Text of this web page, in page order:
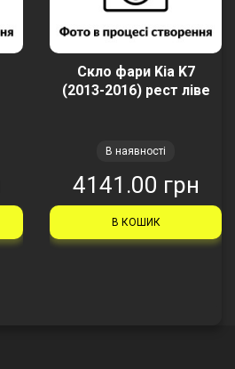
Скло фари Kia K7
(2013-2016) рест ліве
В наявності
4141.00 грн
В КОШИК